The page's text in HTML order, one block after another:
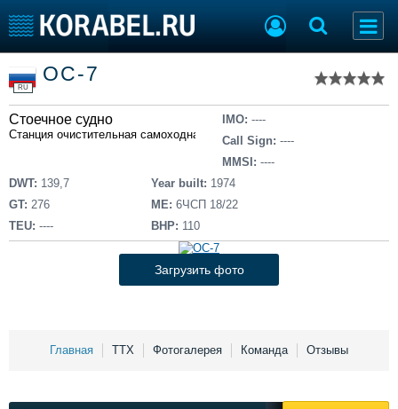
Тип судна
Добавить судно
Добавить проект
Последние 100
Пульс
Новости
Компании
Репутация
Торговая площадка
Доска объявлений
Продажа флота
Оборудование
Изделия
Материалы
Услуги
Выставки и семинары
Галерея флота
RU
ОС-7
Стоечное судно
Станция очистительная самоходная
IMO: ----
Call Sign: ----
MMSI: ----
DWT: 139,7
GT: 276
TEU: ----
Year built: 1974
ME: 6ЧСП 18/22
BHP: 110
Загрузить фото
Главная ТТХ Фотогалерея Команда Отзывы